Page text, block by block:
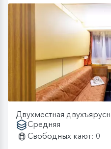
Двухместная
Средняя
Свободных кают: 0